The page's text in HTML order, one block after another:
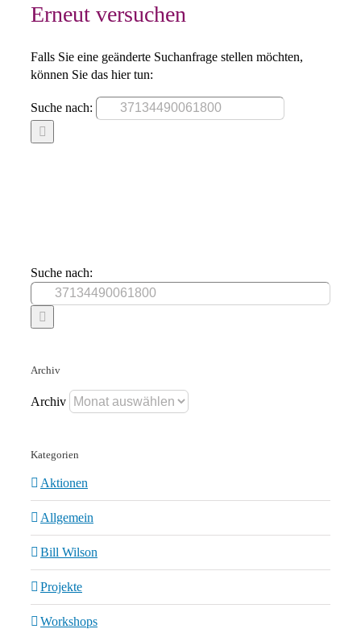
Erneut versuchen
Falls Sie eine geänderte Suchanfrage stellen möchten,
können Sie das hier tun:
Suche nach:
Suche nach:
Archiv
Archiv
Kategorien
Aktionen
Allgemein
Bill Wilson
Projekte
Workshops